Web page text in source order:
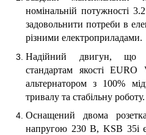
номінальній потужності
задовольнити потреби в
різними електроприладами.
Надійний двигун, що
стандартам якості EURO
альтернатором з 100%
тривалу та стабільну роботу.
Оснащений двома
напругою 230 В, KSB 35i є